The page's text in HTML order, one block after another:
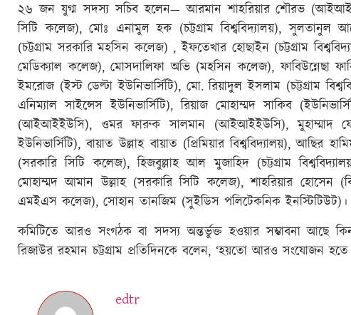
২৬ জন যুগ্ম সদস্য সচিব হলেন— আরমান শাহরিয়ার শৌরভ
সিটি কলেজ), মোঃ এনামুল হক (চট্টগ্রাম বিশ্ববিদ্যালয়), সুলতানুল
(চট্টগ্রাম সরকারি মহসিন কলেজ) , ইফতেখার হোছাইন (চট্টগ্রাম
মেডিক্যাল কলেজ), মোসদালিফা অভি (মহসিন কলেজ), ফাবিউন্নেছা
ইমরোজ (ইস্ট ডেল্টা ইউনিভার্সিটি), মো. রিয়াদুল ইসলাম (চট্টগ্রাম
এনিম্যাল সাইন্সেস ইউনিভার্সিটি), রিয়াজ মোহাম্মদ সাকিব
(আইআইইউসি), ওমর ফারুক সালমান (আইআইইউসি), মুহাম্মাদ
ইউনিভার্সিটি), বায়াত উল্লাহ বায়াত (প্রিমিয়ার বিশ্ববিদ্যালয়),
(সরকারি সিটি কলেজ), হিজবুল্লাহ আল মুজাহিদ (চট্টগ্রাম
মোহাম্মদ আমান উল্লাহ (সরকারি সিটি কলেজ), শাহরিয়ার হোসেন
এমইএস কলেজ), সোহান তানজিম (সুইডিস পলিটেকনিক ইনস্টিটিউট)।
কমিটিতে আরও সংগঠক বা সদস্য অন্তর্ভুক্ত হওয়ার সম্ভাবনা আছে
রিজাউর রহমান চট্টগ্রাম প্রতিদিনকে বলেন, ‘হয়তো আরও সংযোজন হতে
edtr